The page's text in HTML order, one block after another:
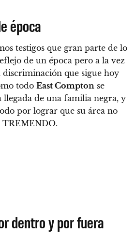
época
testigos que gran parte de lo
de un época pero a la vez
que sigue hoy
todo East Compton se
llegada de una familia negra, y
por lograr que su área no
TREMENDO.
dentro y por fuera